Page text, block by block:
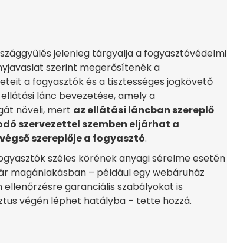
jelenleg tárgyalja a fogyasztóvédelmi
szerint megerősítenék a
a fogyasztók és a tisztességes jogkövető
lánc bevezetése, amely a
növeli, mert az ellátási láncban szereplő
szervezettel szemben eljárhat a
szereplője a fogyasztó.
széles körének anyagi sérelme esetén
magánlakásban – például egy webáruház
garanciális szabályokat is
végén léphet hatályba – tette hozzá.